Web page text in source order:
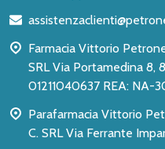
pagina
Farmacia Vittorio
SRL Via Portamedina 8, 80134 - Napoli NA P.IVA:
01211040637 REA: NA-
Parafarmacia Vittorio
C. SRL Via Ferrante